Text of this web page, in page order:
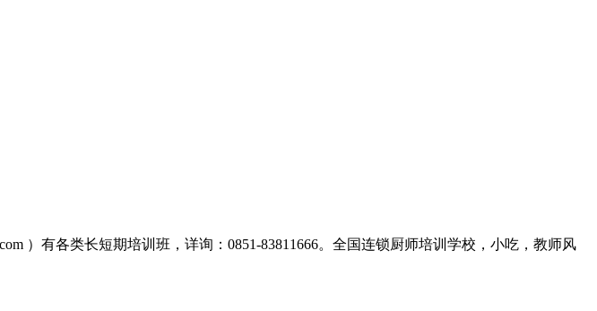
）有各类长短期培训班，详询：0851-83811666。全国连锁厨师培训学校，小吃，教师风